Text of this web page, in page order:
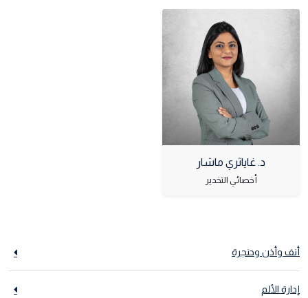
أنف وأذن وحنجرة
إدارة الألم
د. غاياثري ماشار
أخصائي التخدير